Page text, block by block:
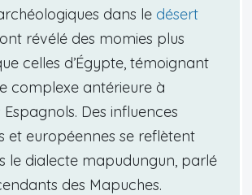
dans le désert
ont révélé des momies plus
celles d’Égypte, témoignant
complexe antérieure à
Espagnols. Des influences
et européennes se reflètent
le dialecte mapudungun, parlé
des Mapuches.